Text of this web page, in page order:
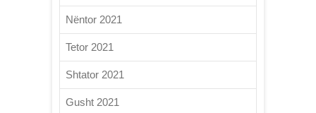
Nëntor 2021
Tetor 2021
Shtator 2021
Gusht 2021